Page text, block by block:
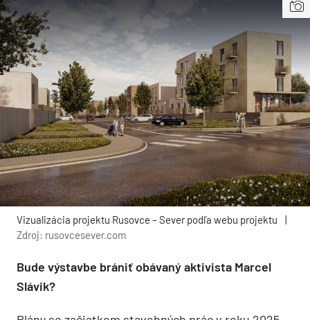
Vizualizácia projektu Rusovce – Sever podľa webu projektu
|
Zdroj: rusovcesever.com
Bude výstavbe brániť obávaný aktivista Marcel
Slávik?